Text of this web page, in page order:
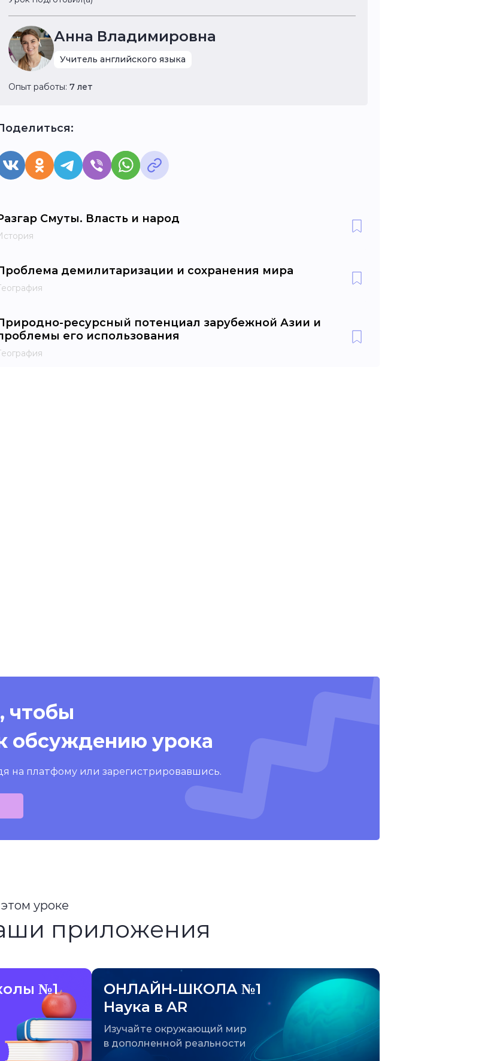
Анна Владимировна
Учитель английского языка
Опыт работы: 7 лет
Смуты. Власть и народ
демилитаризации и сохранения мира
ресурсный потенциал зарубежной Азии и
его использования
чтобы
обсуждению урока
на платфому или зарегистрировавшись.
уроке
приложения
№1
ОНЛАЙН-ШКОЛА №1
Наука в AR
Изучайте окружающий мир
в дополненной реальности